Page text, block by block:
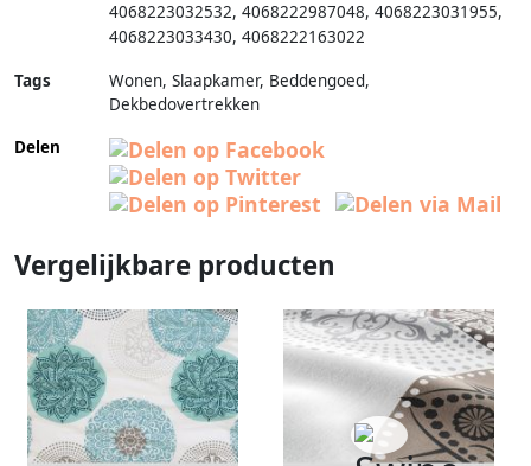
4068223032532, 4068222987048, 4068223031955,
4068223033430, 4068222163022
Tags
Wonen, Slaapkamer, Beddengoed,
Dekbedovertrekken
Delen
Vergelijkbare producten